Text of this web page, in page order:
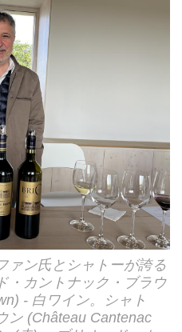
ァン氏とシャトーが誇る
・カントナック・ブラウ
- 白ワイン。シャト
ン (Château Cantenac